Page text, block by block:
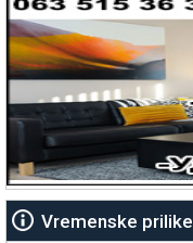
Vremenske prilike